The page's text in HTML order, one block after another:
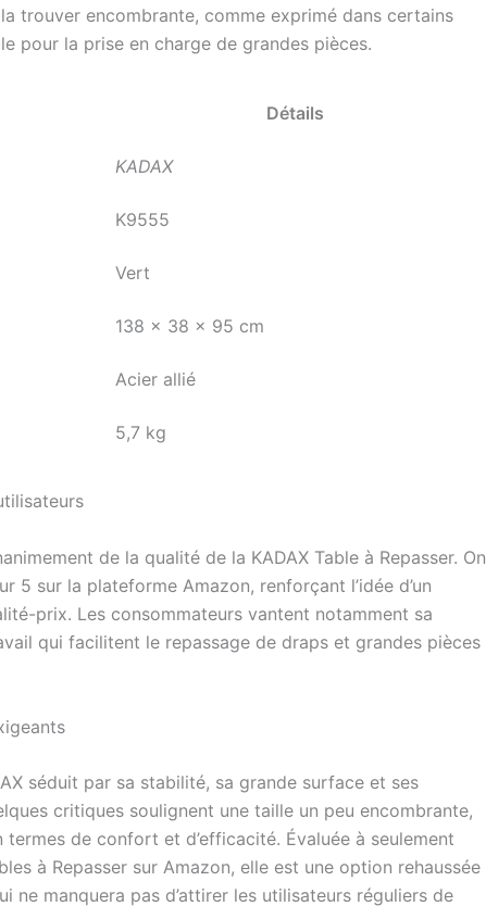
trouver encombrante, comme exprimé dans certains
pour la prise en charge de grandes pièces.
Détails
KADAX
K9555
Vert
138 x 38 x 95 cm
Acier allié
5,7 kg
de la qualité de la KADAX Table à Repasser. On
5 sur la plateforme Amazon, renforçant l’idée d’un
prix. Les consommateurs vantent notamment sa
qui facilitent le repassage de draps et grandes pièces
séduit par sa stabilité, sa grande surface et ses
critiques soulignent une taille un peu encombrante,
de confort et d’efficacité. Évaluée à seulement
à Repasser sur Amazon, elle est une option rehaussée
manquera pas d’attirer les utilisateurs réguliers de